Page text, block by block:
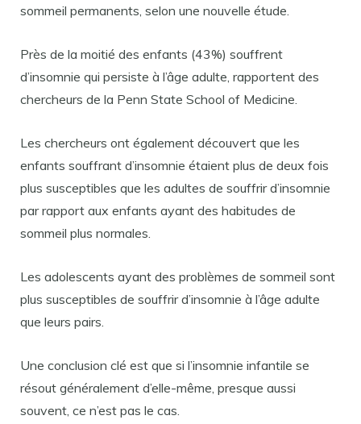
sommeil permanents, selon une nouvelle étude.
Près de la moitié des enfants (43%) souffrent
d’insomnie qui persiste à l’âge adulte, rapportent des
chercheurs de la Penn State School of Medicine.
Les chercheurs ont également découvert que les
enfants souffrant d’insomnie étaient plus de deux fois
plus susceptibles que les adultes de souffrir d’insomnie
par rapport aux enfants ayant des habitudes de
sommeil plus normales.
Les adolescents ayant des problèmes de sommeil sont
plus susceptibles de souffrir d’insomnie à l’âge adulte
que leurs pairs.
Une conclusion clé est que si l’insomnie infantile se
résout généralement d’elle-même, presque aussi
souvent, ce n’est pas le cas.